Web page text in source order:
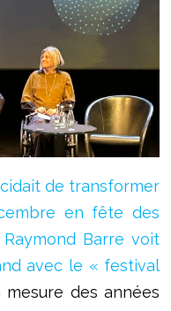
de transformer
en fête des
Barre voit
avec le « festival
des années